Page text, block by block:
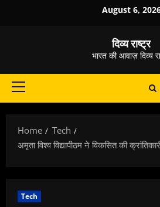
August 6,
दिव्य राष्ट्र
भारत की आवाज़ दिव्य
Primary
Home
Tech
अमृता विश्व विद्यापीठम ने विकसित की
Tech